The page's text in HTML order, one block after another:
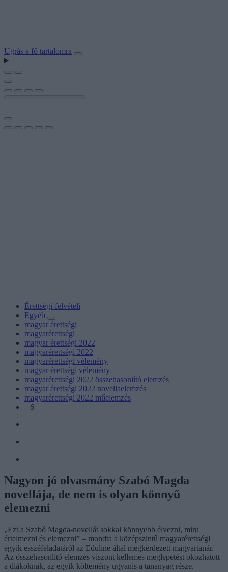
Ugrás a fő tartalomra
Érettségi-felvételi
Egyéb
magyar érettségi
magyarérettségi
magyar érettségi 2022
magyarérettségi 2022
magyarérettségi vélemény
magyar érettségi vélemény
magyarérettségi 2022 összehasonlító elemzés
magyar érettségi 2022 novellaelemzés
magyarérettségi 2022 műelemzés
+6
Nagyon jó olvasmány Szabó Magda
novellája, de nem is olyan könnyű
elemezni
„Ezt a Szabó Magda-novellát sokkal könnyebb élvezni, mint
értelmezni és elemezni” – mondta a középszintű magyarérettségi
egyik esszéfeladatáról az Eduline által megkérdezett magyartanár.
Az összehasonlító elemzés viszont kellemes meglepetést okozhatott
a diákoknak, az egyik költemény ugyanis a tananyag része.